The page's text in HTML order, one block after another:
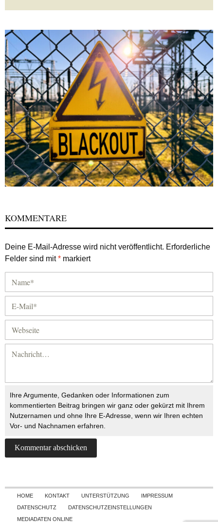
KOMMENTARE
Deine E-Mail-Adresse wird nicht veröffentlicht. Erforderliche
Felder sind mit* markiert
Ihre Argumente, Gedanken oder Informationen zum
kommentierten Beitrag bringen wir ganz oder gekürzt mit Ihrem
Nutzernamen und ohne Ihre E-Adresse, wenn wir Ihren echten
Vor- und Nachnamen erfahren.
Skip to content
HOME KONTAKT UNTERSTÜTZUNG
IMPRESSUM
DATENSCHUTZ
DATENSCHUTZEINSTELLUNGEN
MEDIADATEN ONLINE